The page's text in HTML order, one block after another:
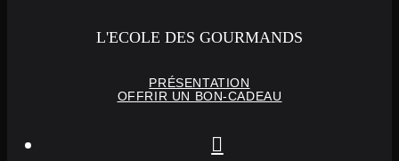
L'ECOLE DES GOURMANDS
PRÉSENTATION
OFFRIR UN BON-CADEAU